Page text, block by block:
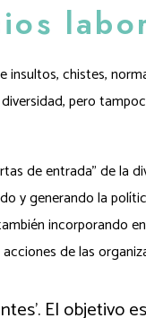
chistes,
pero
de entrada” de la
y generando la
incorporando
de las
El objetivo